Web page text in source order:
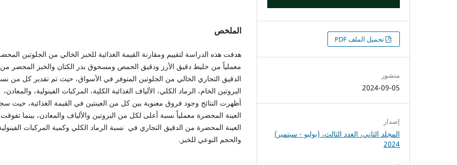
الملخص
هدفت هذه الدراسة لتقييم ومقارنة القيمة الغذائية للخبز الخالي من الجلوتين
معملياً من خليط دقيق الأرز ودقيق الحمص ومسحوق بذر الكتان والخبز المحضر من
الدقيق التجاري الخالي من الجلوتين المتوفر في الأسواق، حيث تم تقدير كل من
البروتين الخام، الرماد الكلي، الألياف الغذائية الكلية، المركبات الفينولية، والمعادن،
أظهرت النتائج وجود فروق معنوية بين كل من العينتين في القيمة الغذائية، حيث
العينة المحضرة معملياً نسبة أعلى لكل من البروتين والألياف والمعادن، بينما تفوقت
العينة المحضرة من الدقيق التجاري في نسبة الرماد الكلي وكمية المركبات
والحجم النوعي للخبز.
التنزيلاتتحميل الملف PDF
منشور
2024-09-05
إصدار
المجلد الثاني، العدد الثالث، (يوليو - سبتمبر)
2024